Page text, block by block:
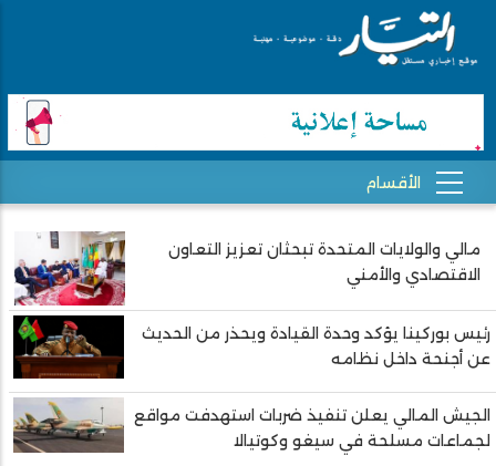
مالي والولايات المتحدة تبحثان تعزيز التعاون
الاقتصادي والأمني
رئيس بوركينا يؤكد وحدة القيادة ويحذر من الحديث
عن أجنحة داخل نظامه
الجيش المالي يعلن تنفيذ ضربات استهدفت مواقع
لجماعات مسلحة في سيغو وكوتيالا
Pagination